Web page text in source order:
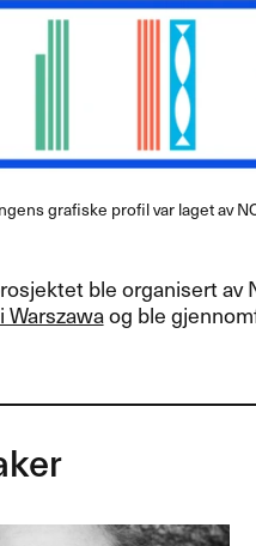
grafiske profil var laget av
ble organisert av
Warszawaog ble